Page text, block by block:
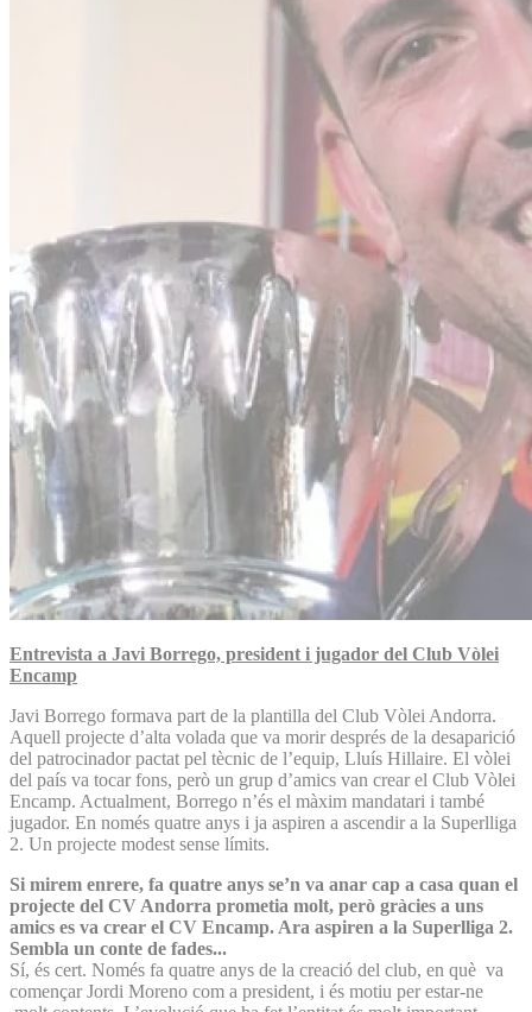
Entrevista a Javi Borrego, president i jugador del Club Vòlei
Encamp
Javi Borrego formava part de la plantilla del Club Vòlei Andorra.
Aquell projecte d’alta volada que va morir després de la desaparició
del patrocinador pactat pel tècnic de l’equip, Lluís Hillaire. El vòlei
del país va tocar fons, però un grup d’amics van crear el Club Vòlei
Encamp. Actualment, Borrego n’és el màxim mandatari i també
jugador. En només quatre anys i ja aspiren a ascendir a la Superlliga
2. Un projecte modest sense límits.
Si mirem enrere, fa quatre anys se’n va anar cap a casa quan el
projecte del CV Andorra prometia molt, però gràcies a uns
amics es va crear el CV Encamp. Ara aspiren a la Superlliga 2.
Sembla un conte de fades...
Sí, és cert. Només fa quatre anys de la creació del club, en què va
començar Jordi Moreno com a president, i és motiu per estar-ne